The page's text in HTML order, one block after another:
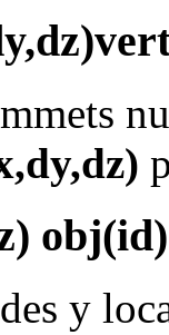
obj(id)
y